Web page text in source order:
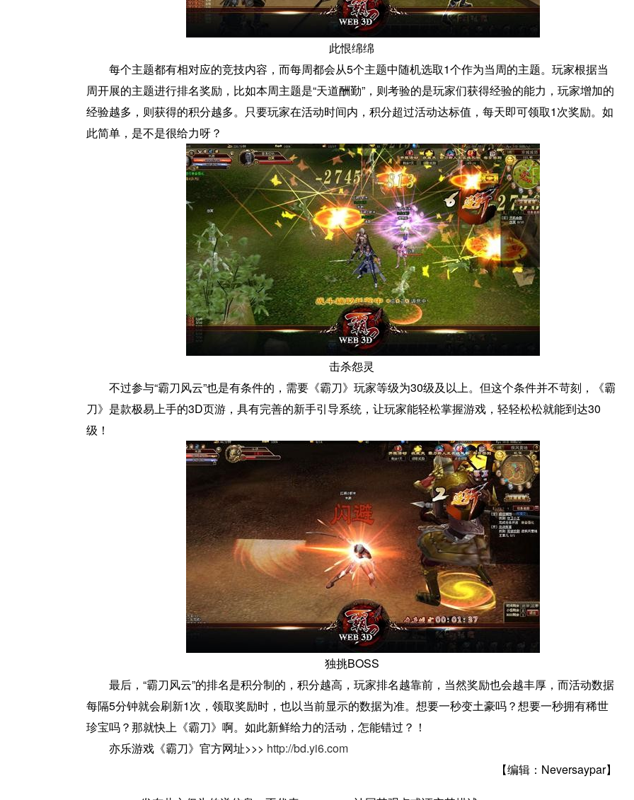
此恨绵绵
每个主题都有相对应的竞技内容，而每周都会从5个主题中随机选取1个作为当周的主题。玩家根据当
周开展的主题进行排名奖励，比如本周主题是“天道酬勤”，则考验的是玩家们获得经验的能力，玩家增加的
经验越多，则获得的积分越多。只要玩家在活动时间内，积分超过活动达标值，每天即可领取1次奖励。如
此简单，是不是很给力呀？
击杀怨灵
不过参与“霸刀风云”也是有条件的，需要《霸刀》玩家等级为30级及以上。但这个条件并不苛刻，《霸
刀》是款极易上手的3D页游，具有完善的新手引导系统，让玩家能轻松掌握游戏，轻轻松松就能到达30
级！
独挑BOSS
最后，“霸刀风云”的排名是积分制的，积分越高，玩家排名越靠前，当然奖励也会越丰厚，而活动数据
每隔5分钟就会刷新1次，领取奖励时，也以当前显示的数据为准。想要一秒变土豪吗？想要一秒拥有稀世
珍宝吗？那就快上《霸刀》啊。如此新鲜给力的活动，怎能错过？！
亦乐游戏《霸刀》官方网址>>> http://bd.yi6.com
【编辑：Neversaypar】